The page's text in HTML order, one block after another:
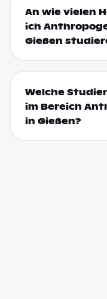
An wie vielen
ich
Gießen
Welche
im Bereich
in Gießen?